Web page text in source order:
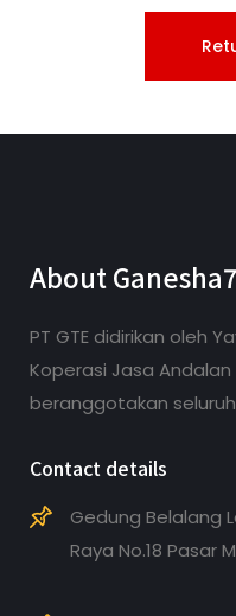
About
PT GTE didirikan oleh
Koperasi Jasa
beranggotakan
Contact details
Gedung Belalang
Raya No.18 Pasar